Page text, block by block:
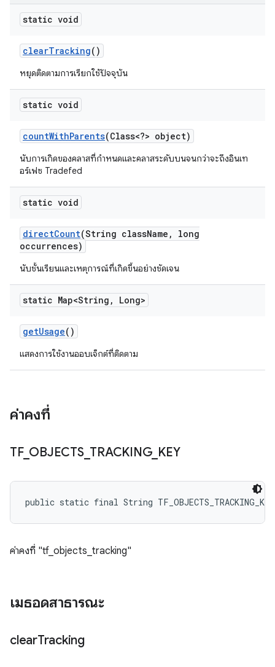
static void
clearTracking()
หยุดติดตามการเรียกใช้ปัจจุบัน
static void
countWithParents(Class<?> object)
นับการเกิดของคลาสที่กำหนดและคลาสระดับบนจนกว่าจะถึงอินเท
อร์เฟซ Tradefed
static void
directCount(String className ,
long
occurrences)
นับชั้นเรียนและเหตุการณ์ที่เกิดขึ้นอย่างชัดเจน
static Map<String , Long>
getUsage()
แสดงการใช้งานออบเจ็กต์ที่ติดตาม
ค่าคงที่
TF_ OBJECTS_ TRACKING_ KEY
public static final String TF_OBJECTS_TRACKING_KEY
ค่าคงที่ "tf_objects_tracking"
เมธอดสาธารณะ
clearTracking